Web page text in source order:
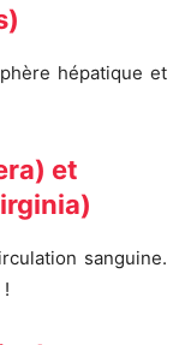
hépatique et
et
sanguine.